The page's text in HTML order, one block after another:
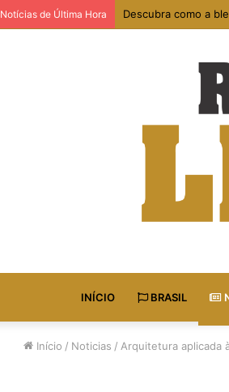
Notícias de Última Hora Projetos sociais e
INÍCIO BRASIL
Início / Noticias / Arquitetura aplicada